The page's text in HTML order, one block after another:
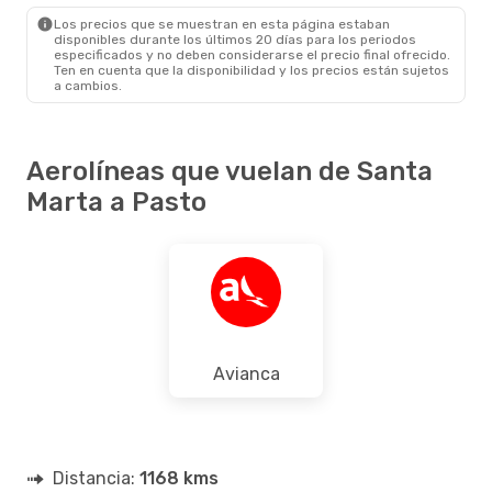
Los precios que se muestran en esta página estaban
disponibles durante los últimos 20 días para los periodos
especificados y no deben considerarse el precio final ofrecido.
Ten en cuenta que la disponibilidad y los precios están sujetos
a cambios.
Aerolíneas que vuelan de Santa
Marta a Pasto
Avianca
Distancia: 1168 kms